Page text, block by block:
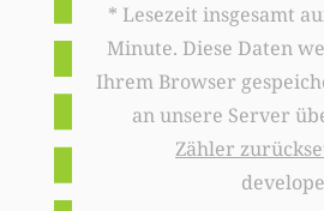
* Lesezeit insgesamt
Minute. Diese Daten
Ihrem Browser
an unsere Server
Zähler